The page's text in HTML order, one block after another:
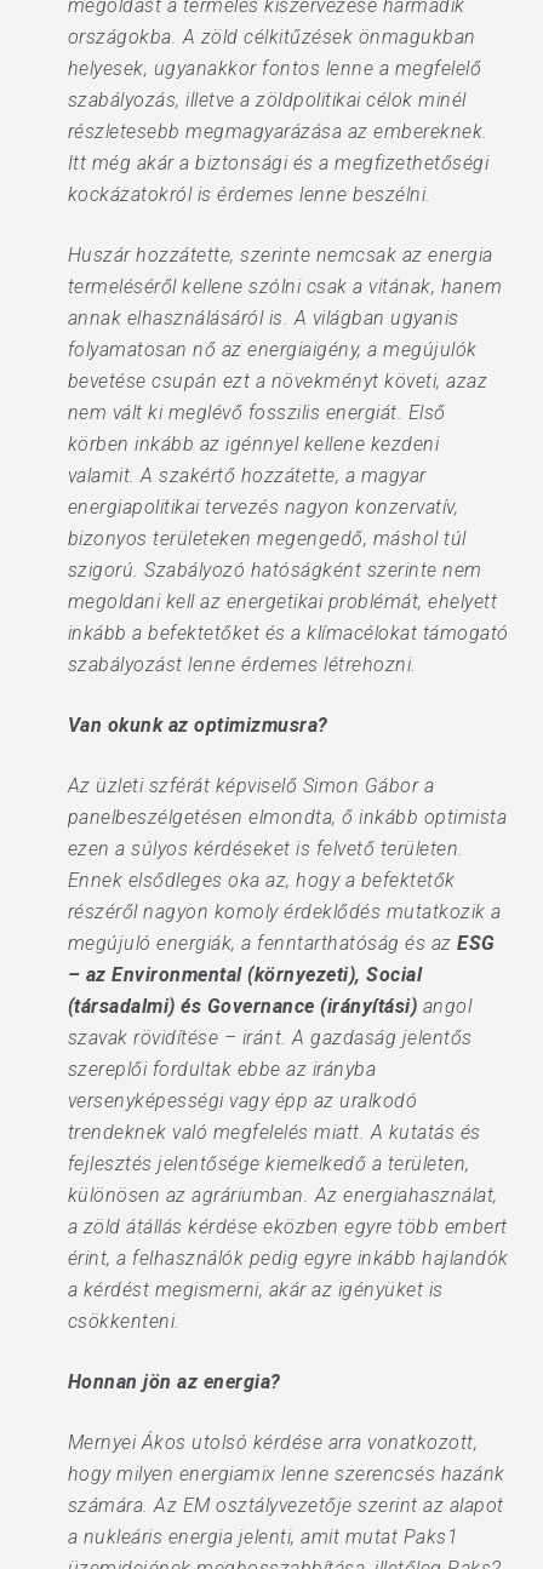
megoldást a termelés kiszervezése harmadik
országokba. A zöld célkitűzések önmagukban
helyesek, ugyanakkor fontos lenne a megfelelő
szabályozás, illetve a zöldpolitikai célok minél
részletesebb megmagyarázása az embereknek.
Itt még akár a biztonsági és a megfizethetőségi
kockázatokról is érdemes lenne beszélni.
Huszár hozzátette, szerinte nemcsak az energia
termeléséről kellene szólni csak a vitának, hanem
annak elhasználásáról is. A világban ugyanis
folyamatosan nő az energiaigény, a megújulók
bevetése csupán ezt a növekményt követi, azaz
nem vált ki meglévő fosszilis energiát. Első
körben inkább az igénnyel kellene kezdeni
valamit. A szakértő hozzátette, a magyar
energiapolitikai tervezés nagyon konzervatív,
bizonyos területeken megengedő, máshol túl
szigorú. Szabályozó hatóságként szerinte nem
megoldani kell az energetikai problémát, ehelyett
inkább a befektetőket és a klímacélokat támogató
szabályozást lenne érdemes létrehozni.
Van okunk az optimizmusra?
Az üzleti szférát képviselő Simon Gábor a
panelbeszélgetésen elmondta, ő inkább optimista
ezen a súlyos kérdéseket is felvető területen.
Ennek elsődleges oka az, hogy a befektetők
részéről nagyon komoly érdeklődés mutatkozik a
megújuló energiák, a fenntarthatóság és azESG
– az Environmental (környezeti), Social
(társadalmi) és Governance (irányítási) angol
szavak rövidítése – iránt. A gazdaság jelentős
szereplői fordultak ebbe az irányba
versenyképességi vagy épp az uralkodó
trendeknek való megfelelés miatt. A kutatás és
fejlesztés jelentősége kiemelkedő a területen,
különösen az agráriumban. Az energiahasználat,
a zöld átállás kérdése eközben egyre több embert
érint, a felhasználók pedig egyre inkább hajlandók
a kérdést megismerni, akár az igényüket is
csökkenteni.
Honnan jön az energia?
Mernyei Ákos utolsó kérdése arra vonatkozott,
hogy milyen energiamix lenne szerencsés hazánk
számára. Az EM osztályvezetője szerint az alapot
a nukleáris energia jelenti, amit mutat Paks1